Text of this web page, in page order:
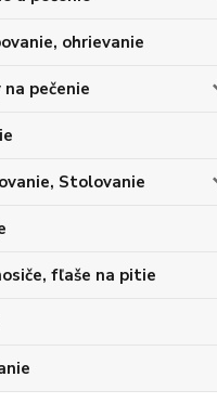
ohrievanie
na pečenie
Stolovanie
fľaše na pitie